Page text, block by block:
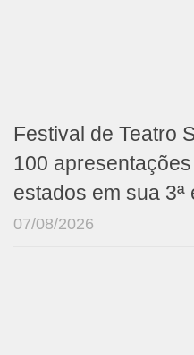
Festival de Teatro
100
estados em sua 3ª
07/08/2026